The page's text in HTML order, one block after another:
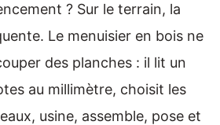
? Sur le terrain, la
Le menuisier en bois ne
des planches : il lit un
au millimètre, choisit les
usine, assemble, pose et